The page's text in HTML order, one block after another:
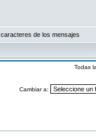
caracteres de los mensajes
Todas
Cambiar a: